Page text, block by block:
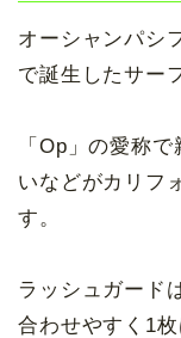
オーシャンパシ
で誕生したサー
「Op」の愛称
いなどがカリフ
す。
ラッシュガード
合わせやすく1